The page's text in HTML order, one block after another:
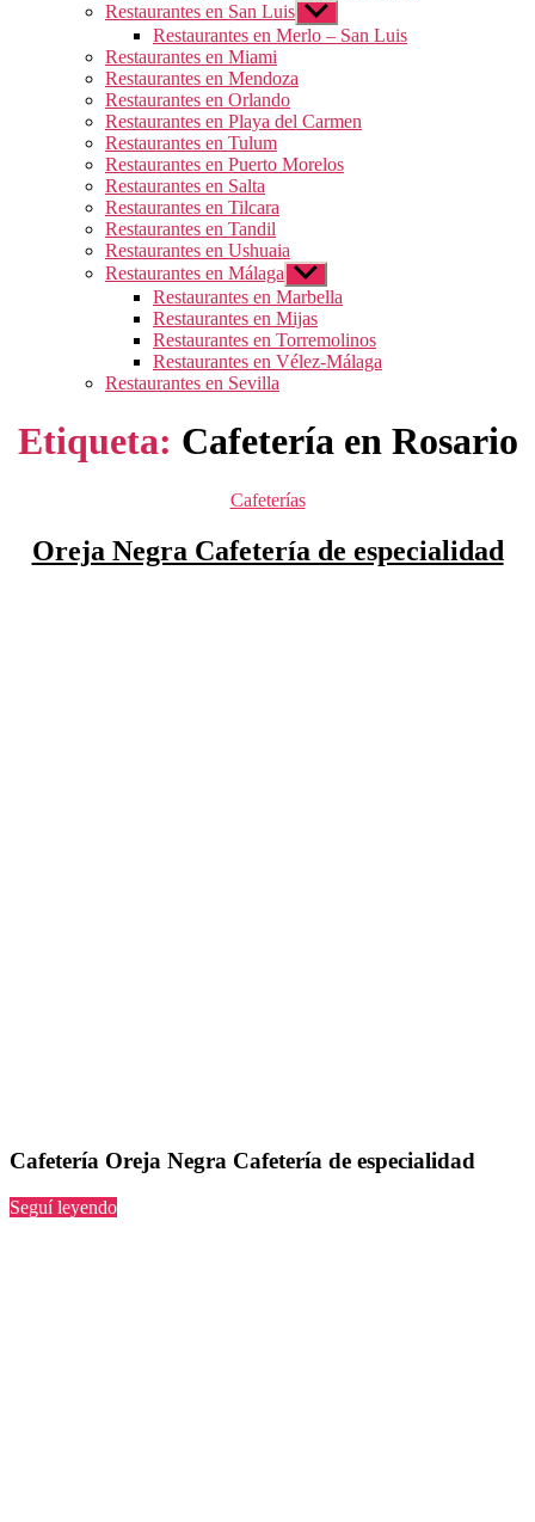
Restaurantes en San Luis Mostrar
el
submenú
Restaurantes en Merlo – San Luis
Restaurantes en Miami
Restaurantes en Mendoza
Restaurantes en Orlando
Restaurantes en Playa del Carmen
Restaurantes en Tulum
Restaurantes en Puerto Morelos
Restaurantes en Salta
Restaurantes en Tilcara
Restaurantes en Tandil
Restaurantes en Ushuaia
Restaurantes en Málaga Mostrar
el
submenú
Restaurantes en Marbella
Restaurantes en Mijas
Restaurantes en Torremolinos
Restaurantes en Vélez-Málaga
Restaurantes en Sevilla
Etiqueta: Cafetería en Rosario
Categorías
Cafeterías
Oreja Negra Cafetería de especialidad
Cafetería Oreja Negra Cafetería de especialidad
Seguí leyendo“Oreja